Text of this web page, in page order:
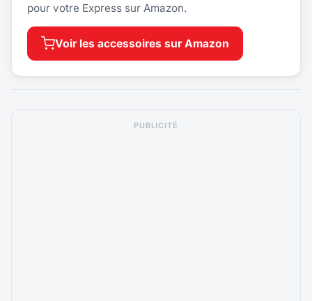
pour votre Express sur Amazon.
Voir les accessoires sur Amazon
PUBLICITÉ